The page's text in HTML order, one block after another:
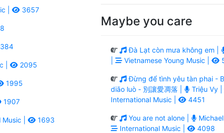
| 3657
| 2095
1995
1907
| 1693
Maybe you care
Đà Lạt còn mưa không em |
Vietnamese Young Music |
Đừng để tình yêu tàn phai -
diāo luò - 別讓愛凋落 |
Triệu Vy |
International Music |
4451
You are not alone |
International Music |
4098